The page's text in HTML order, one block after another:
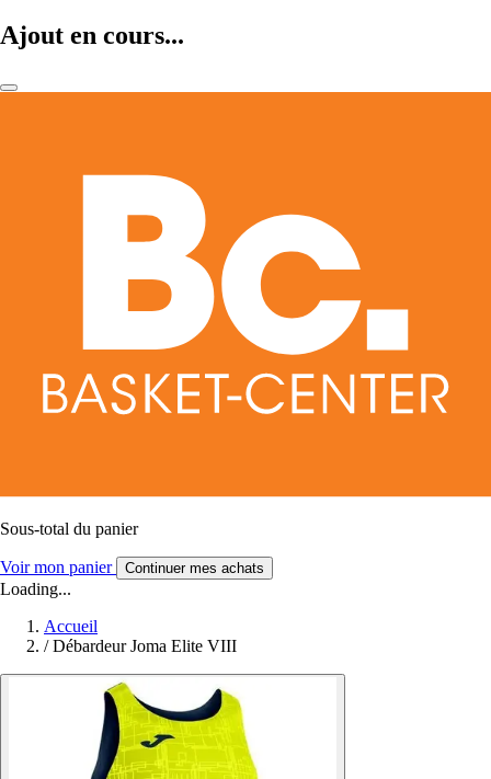
Ajout en cours...
Sous-total du panier
Voir mon panier Continuer mes achats
Loading...
Accueil
/ Débardeur Joma Elite VIII